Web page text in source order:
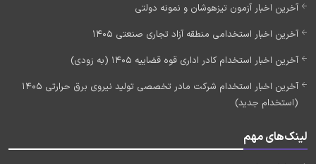
آخرین اخبار آزمون تیزهوشان و نمونه دولتی
آخرین اخبار استخدامی منطقه آزاد تجاری صنعتی 1405
آخرین اخبار استخدام کادر اداری قوه قضاییه 1405 (به زودی)
آخرین اخبار استخدام شرکت مادر تخصصی تولید نیروی برق حرارتی 1405
(استخدام جدید)
لینک‌های مهم